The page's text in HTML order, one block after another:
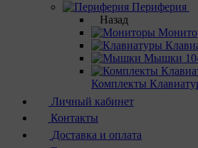
Периферия
Назад
Мышки
Комплекты
Личный кабинет
Контакты
Доставка и оплата